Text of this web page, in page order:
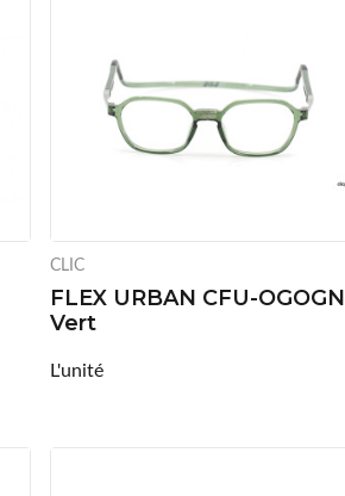
CLIC
FLEX URBAN CFU-OGOGN
Vert
L'unité